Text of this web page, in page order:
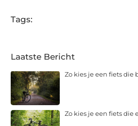
Tags:
Laatste Bericht
Zo kies je een fiets die
Zo kies je een fiets die